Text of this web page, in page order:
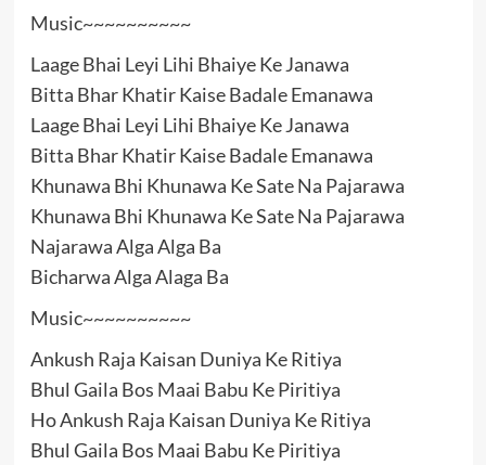
Music~~~~~~~~~~
Laage Bhai Leyi Lihi Bhaiye Ke Janawa
Bitta Bhar Khatir Kaise Badale Emanawa
Laage Bhai Leyi Lihi Bhaiye Ke Janawa
Bitta Bhar Khatir Kaise Badale Emanawa
Khunawa Bhi Khunawa Ke Sate Na Pajarawa
Khunawa Bhi Khunawa Ke Sate Na Pajarawa
Najarawa Alga Alga Ba
Bicharwa Alga Alaga Ba
Music~~~~~~~~~~
Ankush Raja Kaisan Duniya Ke Ritiya
Bhul Gaila Bos Maai Babu Ke Piritiya
Ho Ankush Raja Kaisan Duniya Ke Ritiya
Bhul Gaila Bos Maai Babu Ke Piritiya